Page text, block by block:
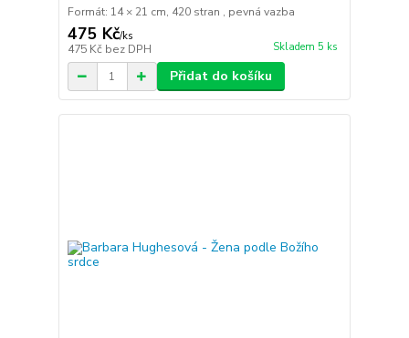
Formát: 14 × 21 cm, 420 stran , pevná vazba
475 Kč/ks
475 Kč bez DPH Skladem 5 ks
Přidat do košíku